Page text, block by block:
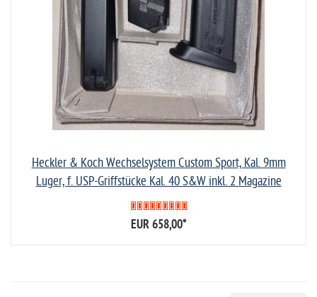
Heckler & Koch Wechselsystem Custom Sport, Kal. 9mm
Luger, f. USP-Griffstücke Kal. 40 S&W inkl. 2 Magazine
EUR 658,00*